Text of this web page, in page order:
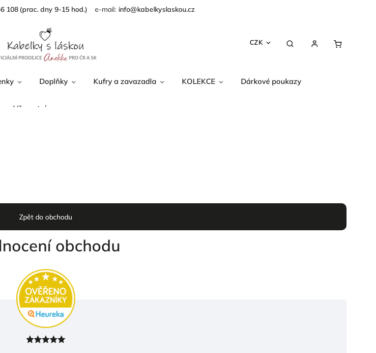
108 info@kabelkyslaskou.cz
CZK
Doplňky Kufry a zavazadla KOLEKCE Dárkové poukazy
Věrnostní program
Zpět do obchodu
obchodu